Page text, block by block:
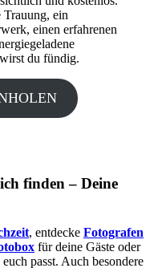
Trauung, ein
einen erfahrenen
du fündig.
finden – Deine
, entdecke Fotografen
für deine Gäste oder
passt. Auch besondere